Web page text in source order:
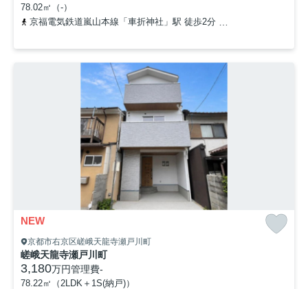
78.02㎡（-）
京福電気鉄道嵐山本線「車折神社」駅 徒歩2分
NEW
京都市右京区嵯峨天龍寺瀬戸川町
嵯峨天龍寺瀬戸川町
3,180万円管理費-
78.22㎡（2LDK＋1S(納戸)）